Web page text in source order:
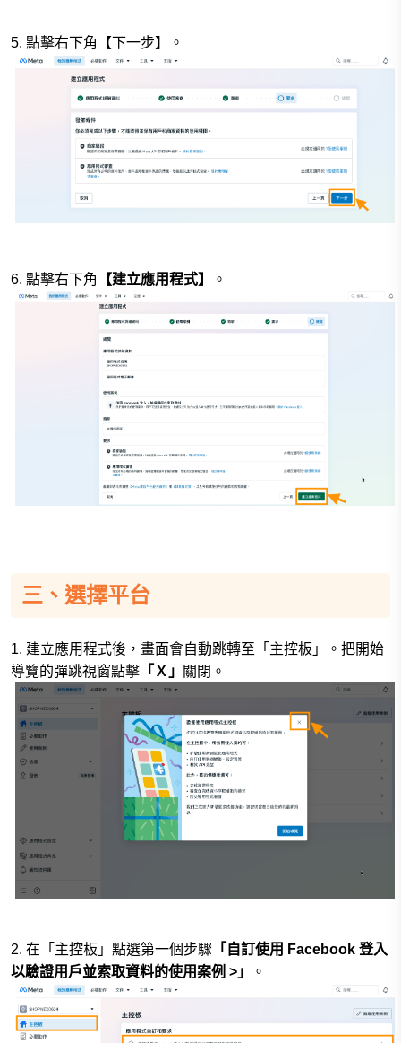
5. 點擊右下角【下一步】。
6. 點擊右下角 【建立應用程式】 。
三、選擇平台
1. 建立應用程式後，畫面會自動跳轉至「主控板」。把開始
導覽的彈跳視窗點擊 「Ｘ」 關閉 。
2. 在「主控板」點選第一個步驟 「自訂使用 Facebook 登入
以驗證用戶並索取資料的使用案例 >」
。